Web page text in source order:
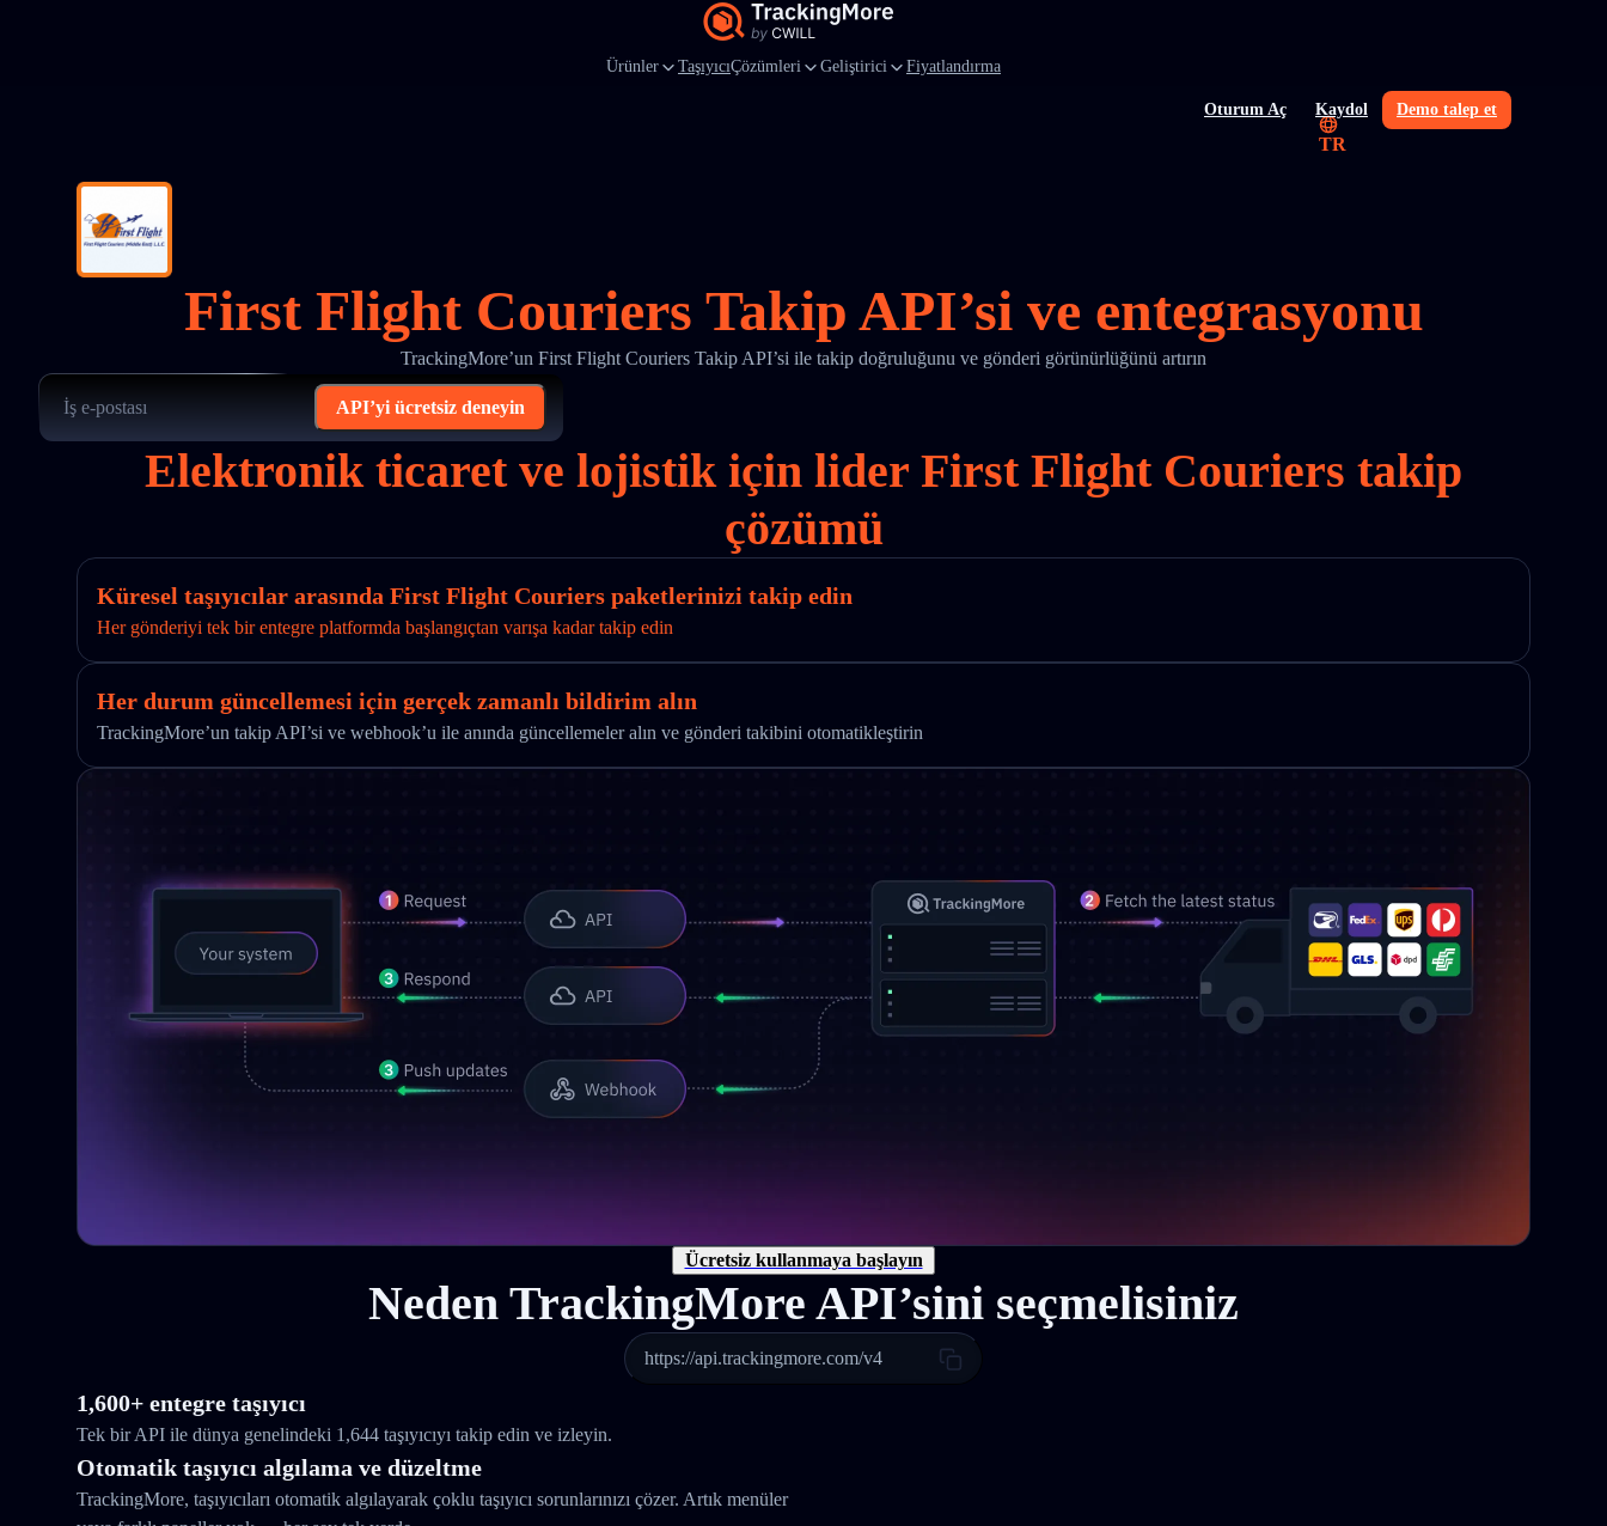
Ürünler TaşıyıcıÇözümleri Geliştirici Fiyatlandırma
Oturum Aç Kaydol Demo talep et
TR
First Flight Couriers Takip API’si ve entegrasyonu
TrackingMore’un First Flight Couriers Takip API’si ile takip doğruluğunu ve gönderi görünürlüğünü artırın
API’yi ücretsiz deneyin
Elektronik ticaret ve lojistik için lider First Flight Couriers takip
çözümü
Küresel taşıyıcılar arasında First Flight Couriers paketlerinizi takip edin
Her gönderiyi tek bir entegre platformda başlangıçtan varışa kadar takip edin
Her durum güncellemesi için gerçek zamanlı bildirim alın
TrackingMore’un takip API’si ve webhook’u ile anında güncellemeler alın ve gönderi takibini otomatikleştirin
Ücretsiz kullanmaya başlayın
Neden TrackingMore API’sini seçmelisiniz
https://api.trackingmore.com/v4
1,600+ entegre taşıyıcı
Tek bir API ile dünya genelindeki 1,644 taşıyıcıyı takip edin ve izleyin.
Otomatik taşıyıcı algılama ve düzeltme
TrackingMore, taşıyıcıları otomatik algılayarak çoklu taşıyıcı sorunlarınızı çözer. Artık menüler